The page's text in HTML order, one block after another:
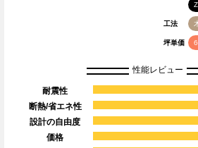
工法
坪単価
性能レビュー
耐震性
断熱/省エネ性
設計の自由度
価格